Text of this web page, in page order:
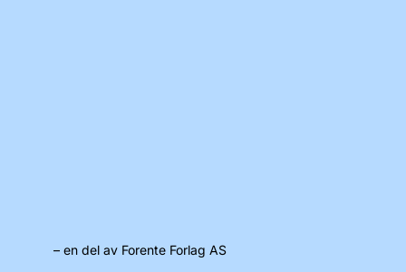
– en del av Forente Forlag AS